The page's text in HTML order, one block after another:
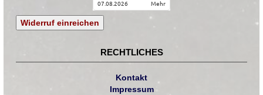
07.08.2026 mehr
Widerruf einreichen
RECHTLICHES
Kontakt
Impressum